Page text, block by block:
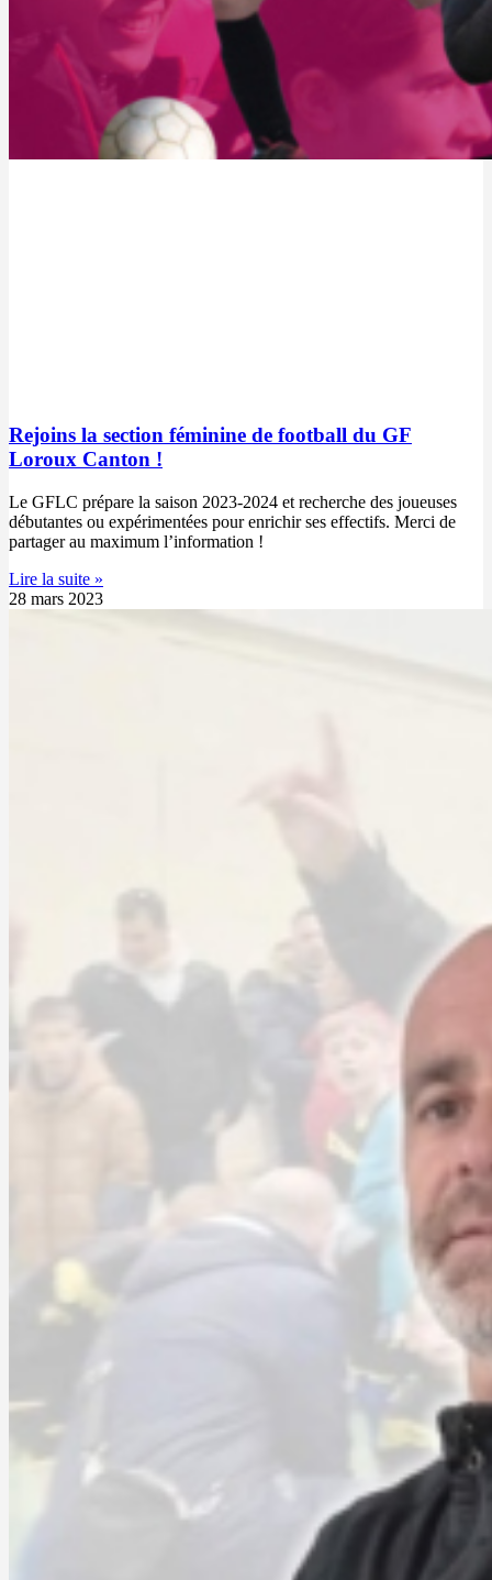
Rejoins la section féminine de football du GF
Loroux Canton !
Le GFLC prépare la saison 2023-2024 et recherche des joueuses
débutantes ou expérimentées pour enrichir ses effectifs. Merci de
partager au maximum l’information !
Lire la suite »
28 mars 2023